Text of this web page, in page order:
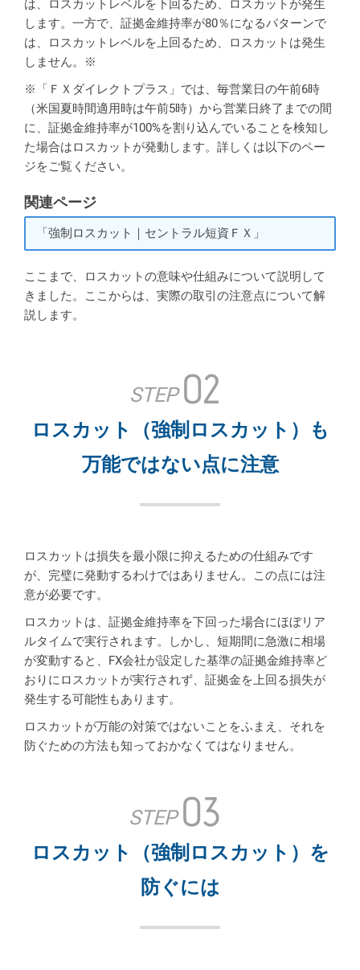
は、ロスカットレベルを下回るため、ロスカットが発生
します。一方で、証拠金維持率が80％になるパターンで
は、ロスカットレベルを上回るため、ロスカットは発生
しません。
※
※「ＦＸダイレクトプラス」では、毎営業日の午前6時
（米国夏時間適用時は午前5時）から営業日終了までの間
に、証拠金維持率が100%を割り込んでいることを検知し
た場合はロスカットが発動します。詳しくは以下のペー
ジをご覧ください。
関連ページ
「強制ロスカット｜セントラル短資ＦＸ」
ここまで、ロスカットの意味や仕組みについて説明して
きました。ここからは、実際の取引の注意点について解
説します。
STEP 02
ロスカット（強制ロスカット）も
万能ではない点に注意
ロスカットは損失を最小限に抑えるための仕組みです
が、完璧に発動するわけではありません。この点には注
意が必要です。
ロスカットは、証拠金維持率を下回った場合にほぼリア
ルタイムで実行されます。しかし、短期間に急激に相場
が変動すると、FX会社が設定した基準の証拠金維持率ど
おりにロスカットが実行されず、証拠金を上回る損失が
発生する可能性もあります。
ロスカットが万能の対策ではないことをふまえ、それを
防ぐための方法も知っておかなくてはなりません。
STEP 03
ロスカット（強制ロスカット）を
防ぐには